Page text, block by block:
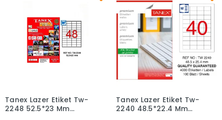
Sepete Ekle
Tanex Lazer Etiket Tw-
2248 52.5*23 Mm
Sepete Ekle
Tanex Lazer Etiket Tw-
2240 48.5*22.4 Mm